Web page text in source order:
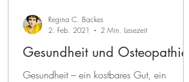
Gesundheit und Osteopathie
Gesundheit – ein kostbares Gut, ein
Regina C. Backes
2. Feb. 2021
2 Min. Lesezeit